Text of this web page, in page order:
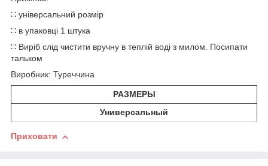
∷ універсальний розмір
∷ в упаковці 1 штука
∷ Виріб слід чистити вручну в теплій воді з милом. Посипати
тальком
Виробник: Туреччина
РАЗМЕРЫ
Универсальный
Приховати